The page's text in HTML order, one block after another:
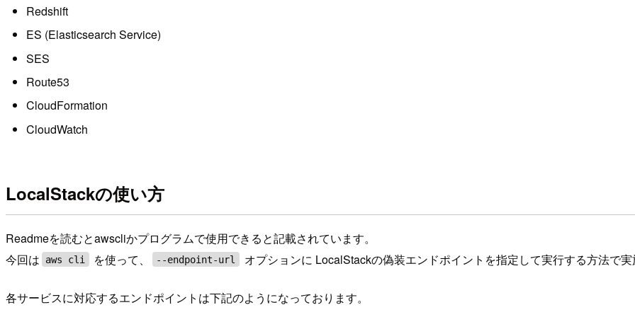
Redshift
ES (Elasticsearch Service)
SES
Route53
CloudFormation
CloudWatch
LocalStackの使い方
Readmeを読むとawscliかプログラムで使用できると記載されています。
今回は
aws cli を使って、 --endpoint-url オプションに LocalStackの偽装エンドポイントを指定して実行する方法で実
各サービスに対応するエンドポイントは下記のようになっております。